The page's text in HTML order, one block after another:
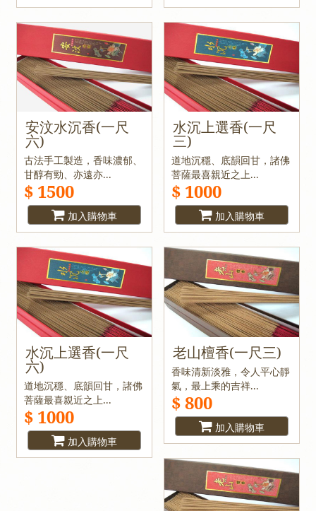
安汶水沉香(一尺
六)
古法手工製造，香味濃郁、
甘醇有勁、亦遠亦...
$ 1500
加入購物車
水沉上選香(一尺
三)
道地沉穩、底韻回甘，諸佛
菩薩最喜親近之上...
$ 1000
加入購物車
水沉上選香(一尺
六)
道地沉穩、底韻回甘，諸佛
菩薩最喜親近之上...
$ 1000
加入購物車
老山檀香(一尺三)
香味清新淡雅，令人平心靜
氣，最上乘的吉祥...
$ 800
加入購物車